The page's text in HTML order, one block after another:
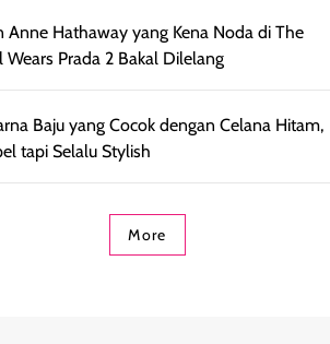
Anne Hathaway yang Kena Noda di The
Wears Prada 2 Bakal Dilelang
Baju yang Cocok dengan Celana Hitam,
tapi Selalu Stylish
More